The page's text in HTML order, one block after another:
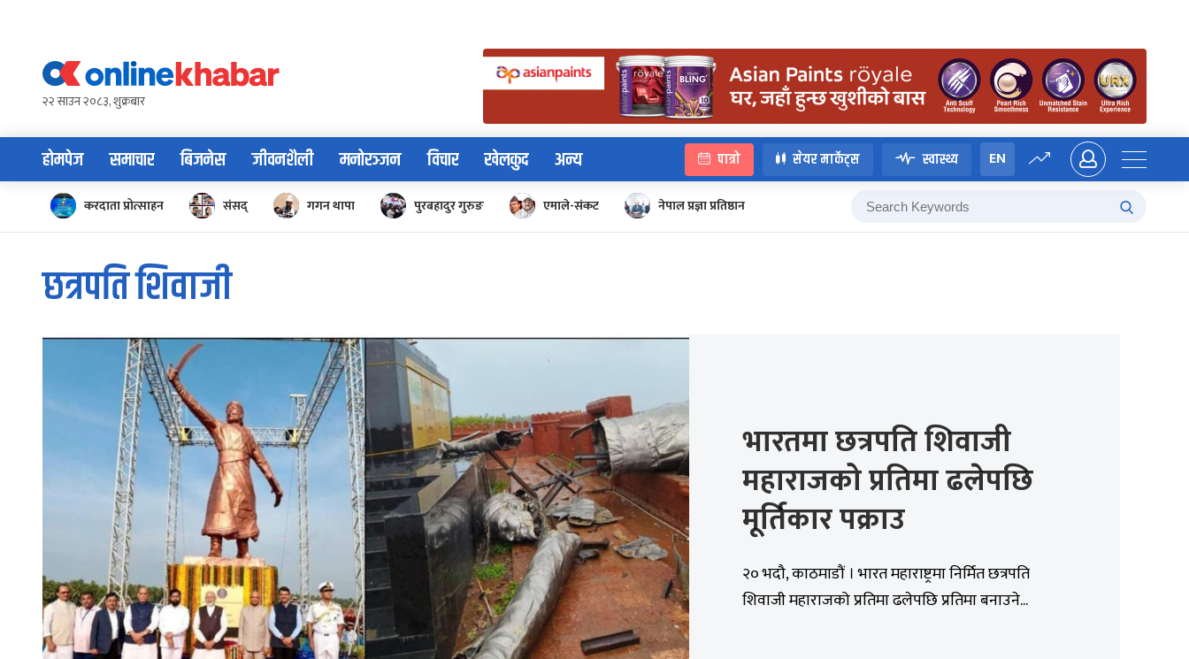
content२२ साउन २०८३, शुक्रबार
होमपेज समाचार बिजनेस जीवनशैली मनोरञ्जन विचार खेलकुद अन्य पात्रो सेयर मार्केट्स स्वास्थ्य EN
करदाता प्रोत्साहन संसद् गगन थापा पुरबहादुर गुरुङ एमाले-संकट नेपाल प्रज्ञा प्रतिष्ठान
छत्रपति शिवाजी
भारतमा छत्रपति शिवाजी
महाराजको प्रतिमा ढलेपछि
मूर्तिकार पक्राउ
२० भदौ, काठमाडौं । भारत महाराष्ट्रमा निर्मित छत्रपति
शिवाजी महाराजको प्रतिमा ढलेपछि प्रतिमा बनाउने...